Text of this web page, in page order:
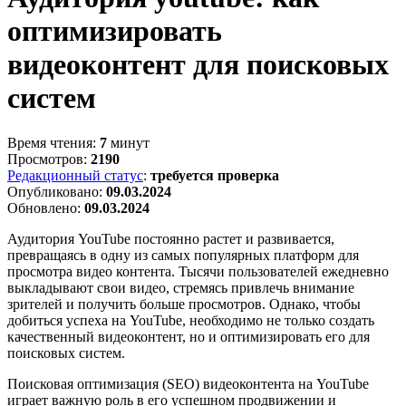
оптимизировать
видеоконтент для поисковых
систем
Время чтения: 7 минут
Просмотров: 2190
Редакционный статус: требуется проверка
Опубликовано: 09.03.2024
Обновлено: 09.03.2024
Аудитория YouTube постоянно растет и развивается,
превращаясь в одну из самых популярных платформ для
просмотра видео контента. Тысячи пользователей ежедневно
выкладывают свои видео, стремясь привлечь внимание
зрителей и получить больше просмотров. Однако, чтобы
добиться успеха на YouTube, необходимо не только создать
качественный видеоконтент, но и оптимизировать его для
поисковых систем.
Поисковая оптимизация (SEO) видеоконтента на YouTube
играет важную роль в его успешном продвижении и